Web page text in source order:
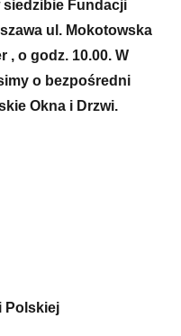
siedzibie Fundacji
ul. Mokotowska
, o godz. 10.00. W
o bezpośredni
Okna i Drzwi.
Polskiej